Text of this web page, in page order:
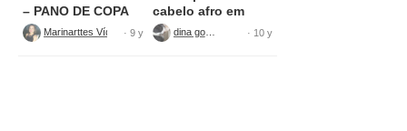
– PANO DE COPA
· 9 y
cabelo afro em
tecido
dina gomes · 10 y